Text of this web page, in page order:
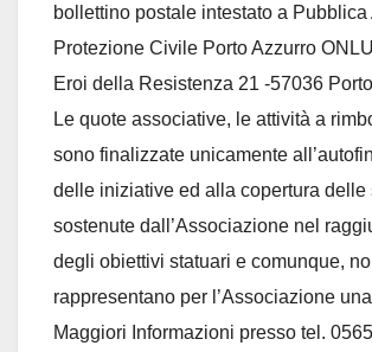
bollettino postale intestato a Pubblica
Protezione Civile Porto Azzurro
Eroi della Resistenza 21 -57036
Le quote associative, le attività a
sono finalizzate unicamente
delle iniziative ed alla copertura delle
sostenute dall’Associazione nel
degli obiettivi statuari e comunque,
rappresentano per l’Associazione
Maggiori Informazioni presso tel.